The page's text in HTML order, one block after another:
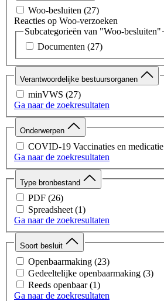
Woo-besluiten (27)
Reacties op Woo-verzoeken
Subcategorieën van "Woo-besluiten"
Documenten (27)
Verantwoordelijke bestuursorganen
minVWS (27)
Ga naar de zoekresultaten
Onderwerpen
COVID-19 Vaccinaties en medicatie
Ga naar de zoekresultaten
Type bronbestand
PDF (26)
Spreadsheet (1)
Ga naar de zoekresultaten
Soort besluit
Openbaarmaking (23)
Gedeeltelijke openbaarmaking (3)
Reeds openbaar (1)
Ga naar de zoekresultaten